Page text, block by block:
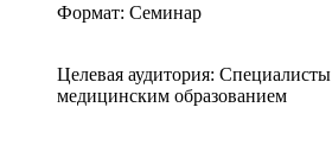
Формат: Семинар
Целевая аудитория:
медицинским образованием